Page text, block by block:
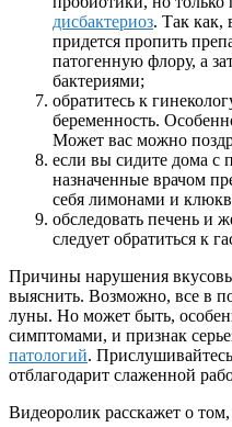
дисбактериоз. Так как,
придется пропить
патогенную флору, а
бактериями;
обратитесь к
беременность.
Может вас можно
если вы сидите дома с
назначенные врачом
себя лимонами и
обследовать печень и
следует обратиться к
Причины нарушения
выяснить. Возможно, все в
луны. Но может быть,
симптомами, и признак
патологий.
отблагодарит слаженной
Видеоролик расскажет о